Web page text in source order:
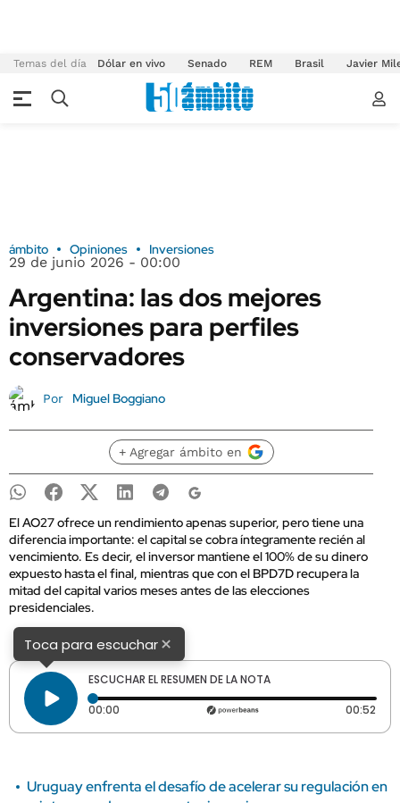
Temas del día Dólar en vivo Senado REM Brasil Javier
ámbito Opiniones Inversiones
29 de junio 2026 - 00:00
Argentina: las dos mejores
inversiones para perfiles
conservadores
Por Miguel Boggiano
+ Agregar ámbito en
El AO27 ofrece un rendimiento apenas superior, pero tiene una
diferencia importante: el capital se cobra íntegramente recién al
vencimiento. Es decir, el inversor mantiene el 100% de su dinero
expuesto hasta el final, mientras que con el BPD7D recupera la
mitad del capital varios meses antes de las elecciones
presidenciales.
Toca para escuchar×
ESCUCHAR EL RESUMEN DE LA NOTA
00:00 Tiempo transcurrido: 0 segundos 00:52
Uruguay enfrenta el desafío de acelerar su regulación en